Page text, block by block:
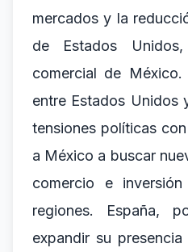
mercados y la
de Estados
comercial de
entre Estados Unidos
tensiones políticas
a México a buscar
comercio e
regiones. España,
expandir su